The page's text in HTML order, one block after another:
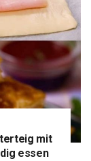
mit
essen